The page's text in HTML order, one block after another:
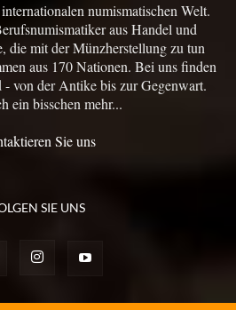
numismatischen Welt.
aus Handel und
die mit der Münzherstellung zu tun
aus 170 Nationen. Bei uns finden
- von der Antike bis zur Gegenwart.
ein bisschen mehr...
Sie uns
SIE UNS